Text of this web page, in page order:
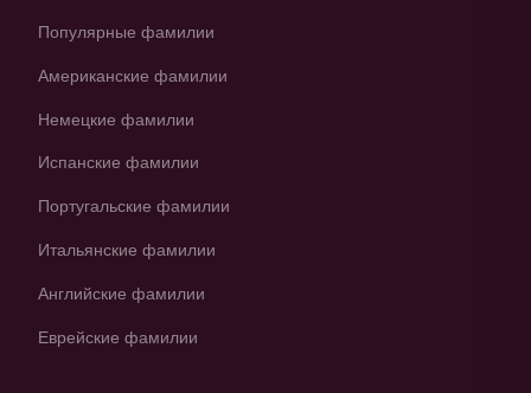
Популярные фамилии
Американские фамилии
Немецкие фамилии
Испанские фамилии
Португальские фамилии
Итальянские фамилии
Английские фамилии
Еврейские фамилии